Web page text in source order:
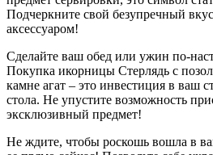
Подчеркните свой безупречный
аксессуаром!
Сделайте ваш обед или ужин по-
Покупка икорницы Стерлядь с
камне агат – это инвестиция в ваш
стола. Не упустите возможность
эксклюзивный предмет!
Не ждите, чтобы роскошь вошла в